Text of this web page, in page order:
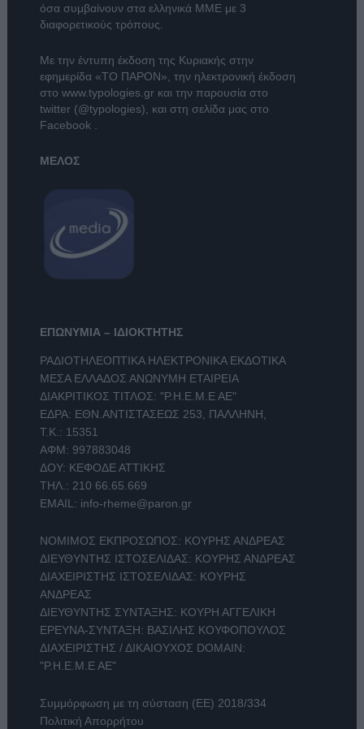
όσα συμβαίνουν στα ελληνικά ΜΜΕ με 3
διαφορετικούς τρόπους.
Με την έντυπη έκδοση της Κυριακής στην
εφημερίδα «ΤΟ ΠΑΡΟΝ» , την ηλεκτρονική έκδοση
στο www.typologies.grκαι την παρουσία στο
twitter (@typologies) , και στη σελίδα μας στο
Facebook
ΜΕΛΟΣ
ΕΠΩΝΥΜΙΑ – ΙΔΙΟΚΤΗΤΗΣ
ΡΑΔΙΟΤΗΛΕΟΠΤΙΚΑ ΗΛΕΚΤΡΟΝΙΚΑ ΕΚΔΟΤΙΚΑ
ΜΕΣΑ ΕΛΛΑΔΟΣ ΑΝΩΝΥΜΗ ΕΤΑΙΡΕΙΑ
ΔΙΑΚΡΙΤΙΚΟΣ ΤΙΤΛΟΣ: "Ρ.Η.Ε.Μ.Ε ΑΕ"
ΕΔΡΑ: ΕΘΝ.ΑΝΤΙΣΤΑΣΕΩΣ 253, ΠΑΛΛΗΝΗ,
Τ.Κ.: 15351
ΑΦΜ: 997883048
ΔΟΥ: ΚΕΦΟΔΕ ΑΤΤΙΚΗΣ
ΤΗΛ.: 210 66.65.669
EMAIL: info-rheme@paron.gr
ΝΟΜΙΜΟΣ ΕΚΠΡΟΣΩΠΟΣ: ΚΟΥΡΗΣ ΑΝΔΡΕΑΣ
ΔΙΕΥΘΥΝΤΗΣ ΙΣΤΟΣΕΛΙΔΑΣ: ΚΟΥΡΗΣ ΑΝΔΡΕΑΣ
ΔΙΑΧΕΙΡΙΣΤΗΣ ΙΣΤΟΣΕΛΙΔΑΣ: ΚΟΥΡΗΣ
ΑΝΔΡΕΑΣ
ΔΙΕΥΘΥΝΤΗΣ ΣΥΝΤΑΞΗΣ: ΚΟΥΡΗ ΑΓΓΕΛΙΚΗ
ΕΡΕΥΝΑ-ΣΥΝΤΑΞΗ: ΒΑΣΙΛΗΣ ΚΟΥΦΟΠΟΥΛΟΣ
ΔΙΑΧΕΙΡΙΣΤΗΣ / ΔΙΚΑΙΟΥΧΟΣ DOMAIN:
"Ρ.Η.Ε.Μ.Ε ΑΕ"
Συμμόρφωση με τη σύσταση (ΕΕ) 2018/334
Πολιτική Απορρήτου